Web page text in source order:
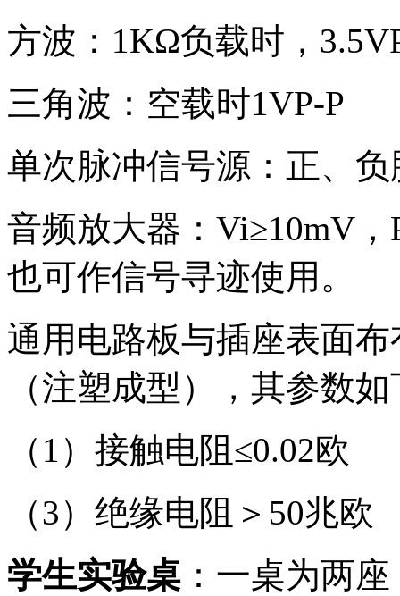
方波：1KΩ负载时，
三角波：空载时1VP-P
单次脉冲信号源：正、
音频放大器：Vi≥10mV
也可作信号寻迹使用。
通用电路板与插座表面
（注塑成型），其参数
（1）接触电阻≤0.02
（3）绝缘电阻＞50兆
学生实验桌 ：一桌为两